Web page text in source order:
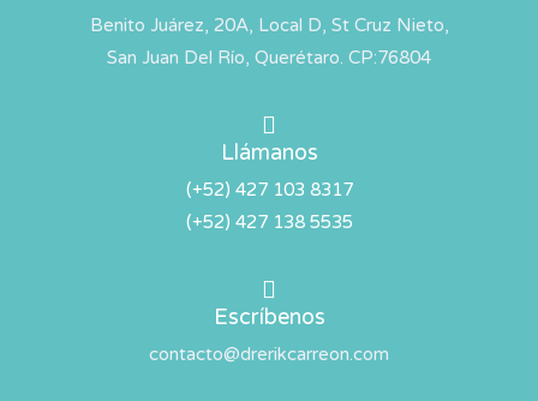
Benito Juárez, 20A, Local D, St Cruz Nieto,
San Juan Del Río, Querétaro. CP:76804
Llámanos
(+52) 427 103 8317
(+52) 427 138 5535
Escríbenos
contacto@drerikcarreon.com